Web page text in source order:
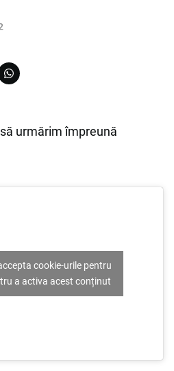
urmărim împreună
cookie-urile pentru
a activa acest conținut